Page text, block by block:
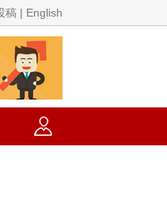
稿 | English